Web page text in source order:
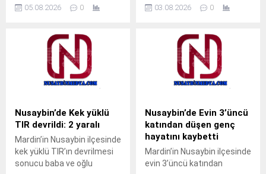
eden aile üyeleri, aynı evde...
çıkan kuru ot yangınında
gördü. Yangın, sabah
saatlerinde Nusaybin
ilçesine bağlı kırsal
Bahçebaşı Mahallesi’nde
sulama kanalı çevresinde
nedenle başlayan kuru ot
yangını, rüzgarın etkisiyle
çevredeki meyve ağaçlarına
sıçradı. İhbar üzerine
bölgeye sevk edilen itfaiye
ekipleri, yangını çevreye
05.08.2026 0
ilçesine bağlı kırsal Girmeli
uluslararası İpekyolu’nda
meydana
geldi.Sürücüsünün kimliği
ve taşıdığı yük henüz
öğrenilemeyen 33 BED 762
Cizre istikametine seyir
halindeyken kontrolden
çıkarak orta refüjdeki demir
bariyerlere çarpıp
devrildi.Kazada araç içinde
mahsur kalan...
03.08.2026 0
Nusaybin’de Kek yüklü
TIR devrildi: 2 yaralı
Mardin’in Nusaybin ilçesinde
kek yüklü TIR’ın devrilmesi
sonucu baba ve oğlu
Nusaybin’de Evin 3’üncü
katından düşen genç
hayatını kaybetti
Mardin’in Nusaybin ilçesinde
evin 3’üncü katından